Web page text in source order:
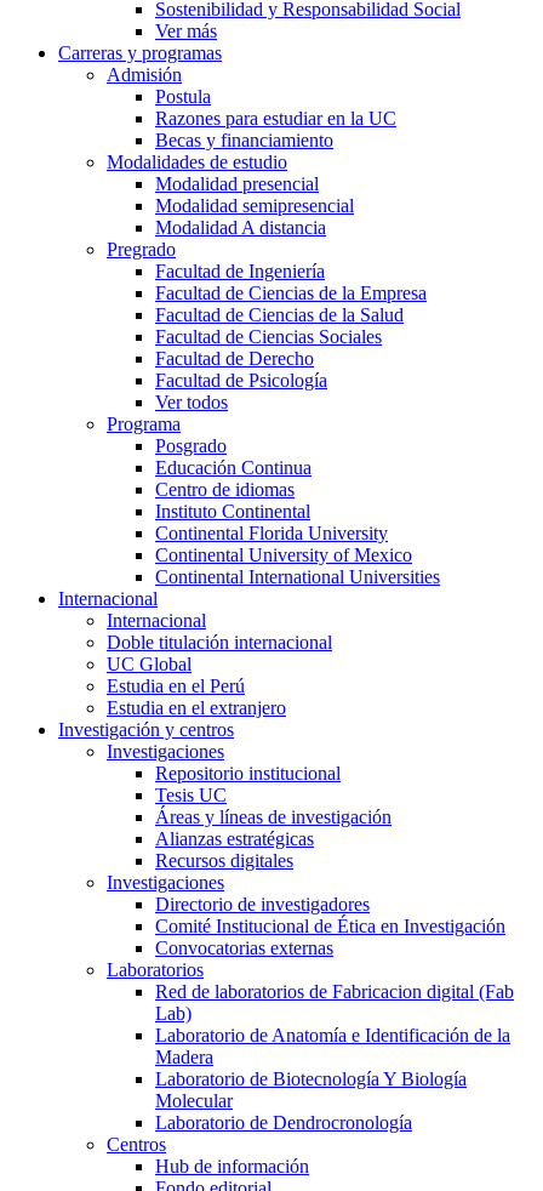
Sostenibilidad y Responsabilidad Social
Ver más
Carreras y programas
Admisión
Postula
Razones para estudiar en la UC
Becas y financiamiento
Modalidades de estudio
Modalidad presencial
Modalidad semipresencial
Modalidad A distancia
Pregrado
Facultad de Ingeniería
Facultad de Ciencias de la Empresa
Facultad de Ciencias de la Salud
Facultad de Ciencias Sociales
Facultad de Derecho
Facultad de Psicología
Ver todos
Programa
Posgrado
Educación Continua
Centro de idiomas
Instituto Continental
Continental Florida University
Continental University of Mexico
Continental International Universities
Internacional
Internacional
Doble titulación internacional
UC Global
Estudia en el Perú
Estudia en el extranjero
Investigación y centros
Investigaciones
Repositorio institucional
Tesis UC
Áreas y líneas de investigación
Alianzas estratégicas
Recursos digitales
Investigaciones
Directorio de investigadores
Comité Institucional de Ética en Investigación
Convocatorias externas
Laboratorios
Red de laboratorios de Fabricacion digital (Fab
Lab)
Laboratorio de Anatomía e Identificación de la
Madera
Laboratorio de Biotecnología Y Biología
Molecular
Laboratorio de Dendrocronología
Centros
Hub de información